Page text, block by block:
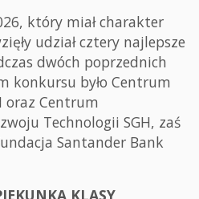
który miał charakter
udział cztery najlepsze
dwóch poprzednich
konkursu było Centrum
oraz Centrum
Technologii SGH, zaś
Santander Bank
KLASY